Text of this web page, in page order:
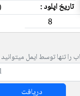
تاریخ اپلود :
8
را تنها توسط ایمل
دریافت